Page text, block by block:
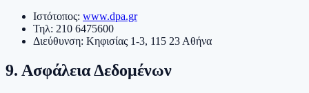
Ιστότοπος: www.dpa.gr
Τηλ: 210 6475600
Διεύθυνση: Κηφισίας 1-3, 115 23 Αθήνα
9. Ασφάλεια Δεδομένων